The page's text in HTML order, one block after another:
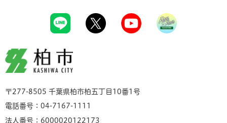
柏市
〒277-8505 千葉県柏市柏五丁目10番1号
電話番号：04-7167-1111
法人番号：6000020122173